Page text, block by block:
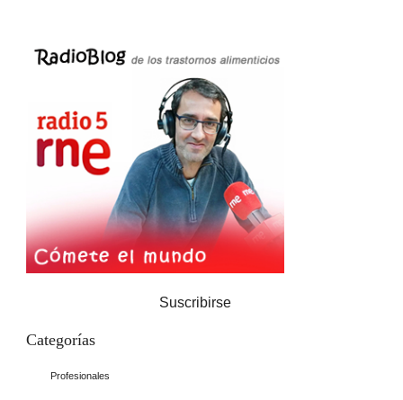
Suscribirse
Categorías
Profesionales